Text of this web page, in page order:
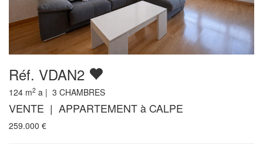
Réf. VDAN2
124 m2 a | 3 CHAMBRES
VENTE | APPARTEMENT à CALPE
259.000 €